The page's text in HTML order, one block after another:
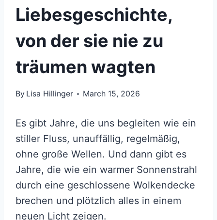
Liebesgeschichte,
von der sie nie zu
träumen wagten
By Lisa Hillinger March 15, 2026
Es gibt Jahre, die uns begleiten wie ein
stiller Fluss, unauffällig, regelmäßig,
ohne große Wellen. Und dann gibt es
Jahre, die wie ein warmer Sonnenstrahl
durch eine geschlossene Wolkendecke
brechen und plötzlich alles in einem
neuen Licht zeigen.